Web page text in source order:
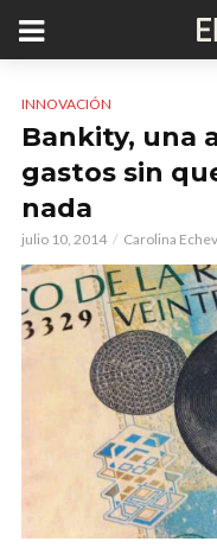
INNOVACIÓN
Bankity, una
gastos sin
nada
julio 10, 2014 Carolina